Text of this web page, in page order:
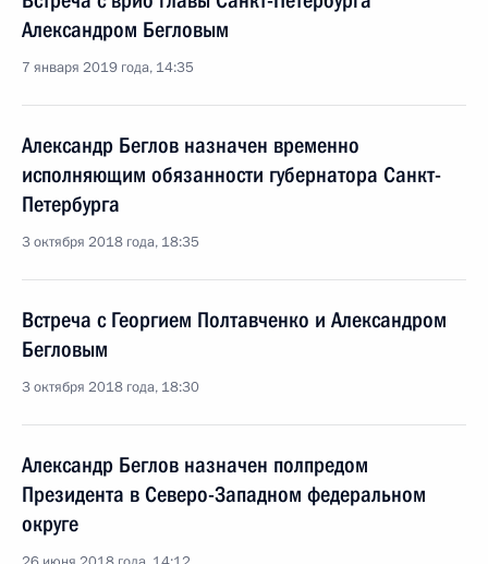
Александром Бегловым
7 января 2019 года, 14:35
Александр Беглов назначен временно
исполняющим обязанности губернатора Санкт-
Петербурга
3 октября 2018 года, 18:35
Встреча с Георгием Полтавченко и Александром
Бегловым
3 октября 2018 года, 18:30
Александр Беглов назначен полпредом
Президента в Северо-Западном федеральном
округе